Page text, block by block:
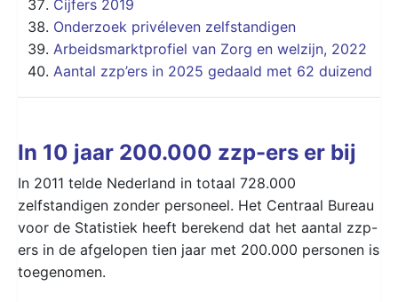
Cijfers 2019
Onderzoek privéleven zelfstandigen
Arbeidsmarktprofiel van Zorg en welzijn, 2022
Aantal zzp’ers in 2025 gedaald met 62 duizend
In 10 jaar 200.000 zzp-ers er bij
In 2011 telde Nederland in totaal 728.000
zelfstandigen zonder personeel. Het Centraal Bureau
voor de Statistiek heeft berekend dat het aantal zzp-
ers in de afgelopen tien jaar met 200.000 personen is
toegenomen.